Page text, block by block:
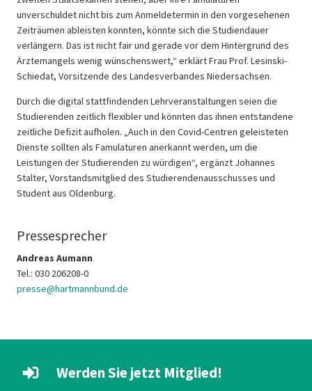
unverschuldet nicht bis zum Anmeldetermin in den vorgesehenen
Zeiträumen ableisten konnten, könnte sich die Studiendauer
verlängern. Das ist nicht fair und gerade vor dem Hintergrund des
Ärztemangels wenig wünschenswert,“ erklärt Frau Prof. Lesinski-
Schiedat, Vorsitzende des Landesverbandes Niedersachsen.
Durch die digital stattfindenden Lehrveranstaltungen seien die
Studierenden zeitlich flexibler und könnten das ihnen entstandene
zeitliche Defizit aufholen. „Auch in den Covid-Centren geleisteten
Dienste sollten als Famulaturen anerkannt werden, um die
Leistungen der Studierenden zu würdigen“, ergänzt Johannes
Stalter, Vorstandsmitglied des Studierendenausschusses und
Student aus Oldenburg.
Pressesprecher
Andreas Aumann
Tel.: 030 206208-0
presse@hartmannbund.de
Werden Sie jetzt Mitglied!